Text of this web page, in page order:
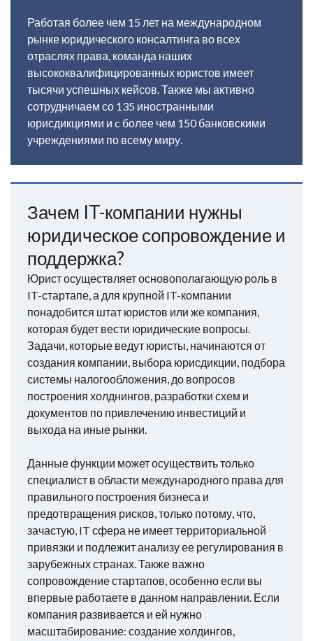
Работая более чем 15 лет на международном
рынке юридического консалтинга во всех
отраслях права, команда наших
высококвалифицированных юристов имеет
тысячи успешных кейсов. Также мы активно
сотрудничаем со 135 иностранными
юрисдикциями и c более чем 150 банковскими
учреждениями по всему миру.
Зачем IT-компании нужны
юридическое сопровождение и
поддержка?
Юрист осуществляет основополагающую роль в
IT-стартапе, а для крупной IT-компании
понадобится штат юристов или же компания,
которая будет вести юридические вопросы.
Задачи, которые ведут юристы, начинаются от
создания компании, выбора юрисдикции, подбора
системы налогообложения, до вопросов
построения холднингов, разработки схем и
документов по привлечению инвестиций и
выхода на иные рынки.
Данные функции может осуществить только
специалист в области международного права для
правильного построения бизнеса и
предотвращения рисков, только потому, что,
зачастую, IT сфера не имеет территориальной
привязки и подлежит анализу ее регулирования в
зарубежных странах. Также важно
сопровождение стартапов, особенно если вы
впервые работаете в данном направлении. Если
компания развивается и ей нужно
масштабирование: создание холдингов,